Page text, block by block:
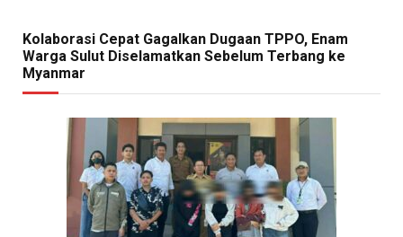
Kolaborasi Cepat Gagalkan Dugaan TPPO, Enam
Warga Sulut Diselamatkan Sebelum Terbang ke
Myanmar